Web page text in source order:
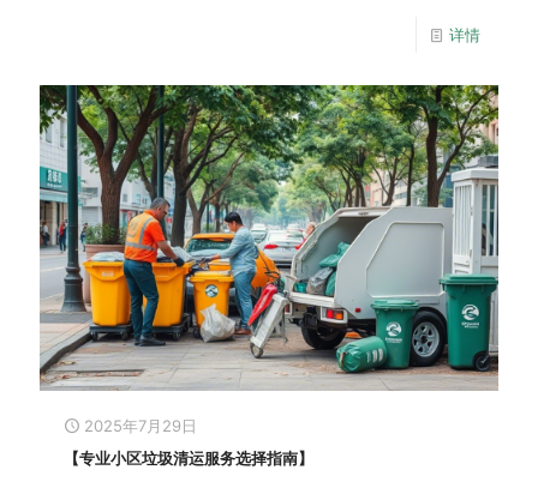
详情
2025年7月29日
【专业小区垃圾清运服务选择指南】